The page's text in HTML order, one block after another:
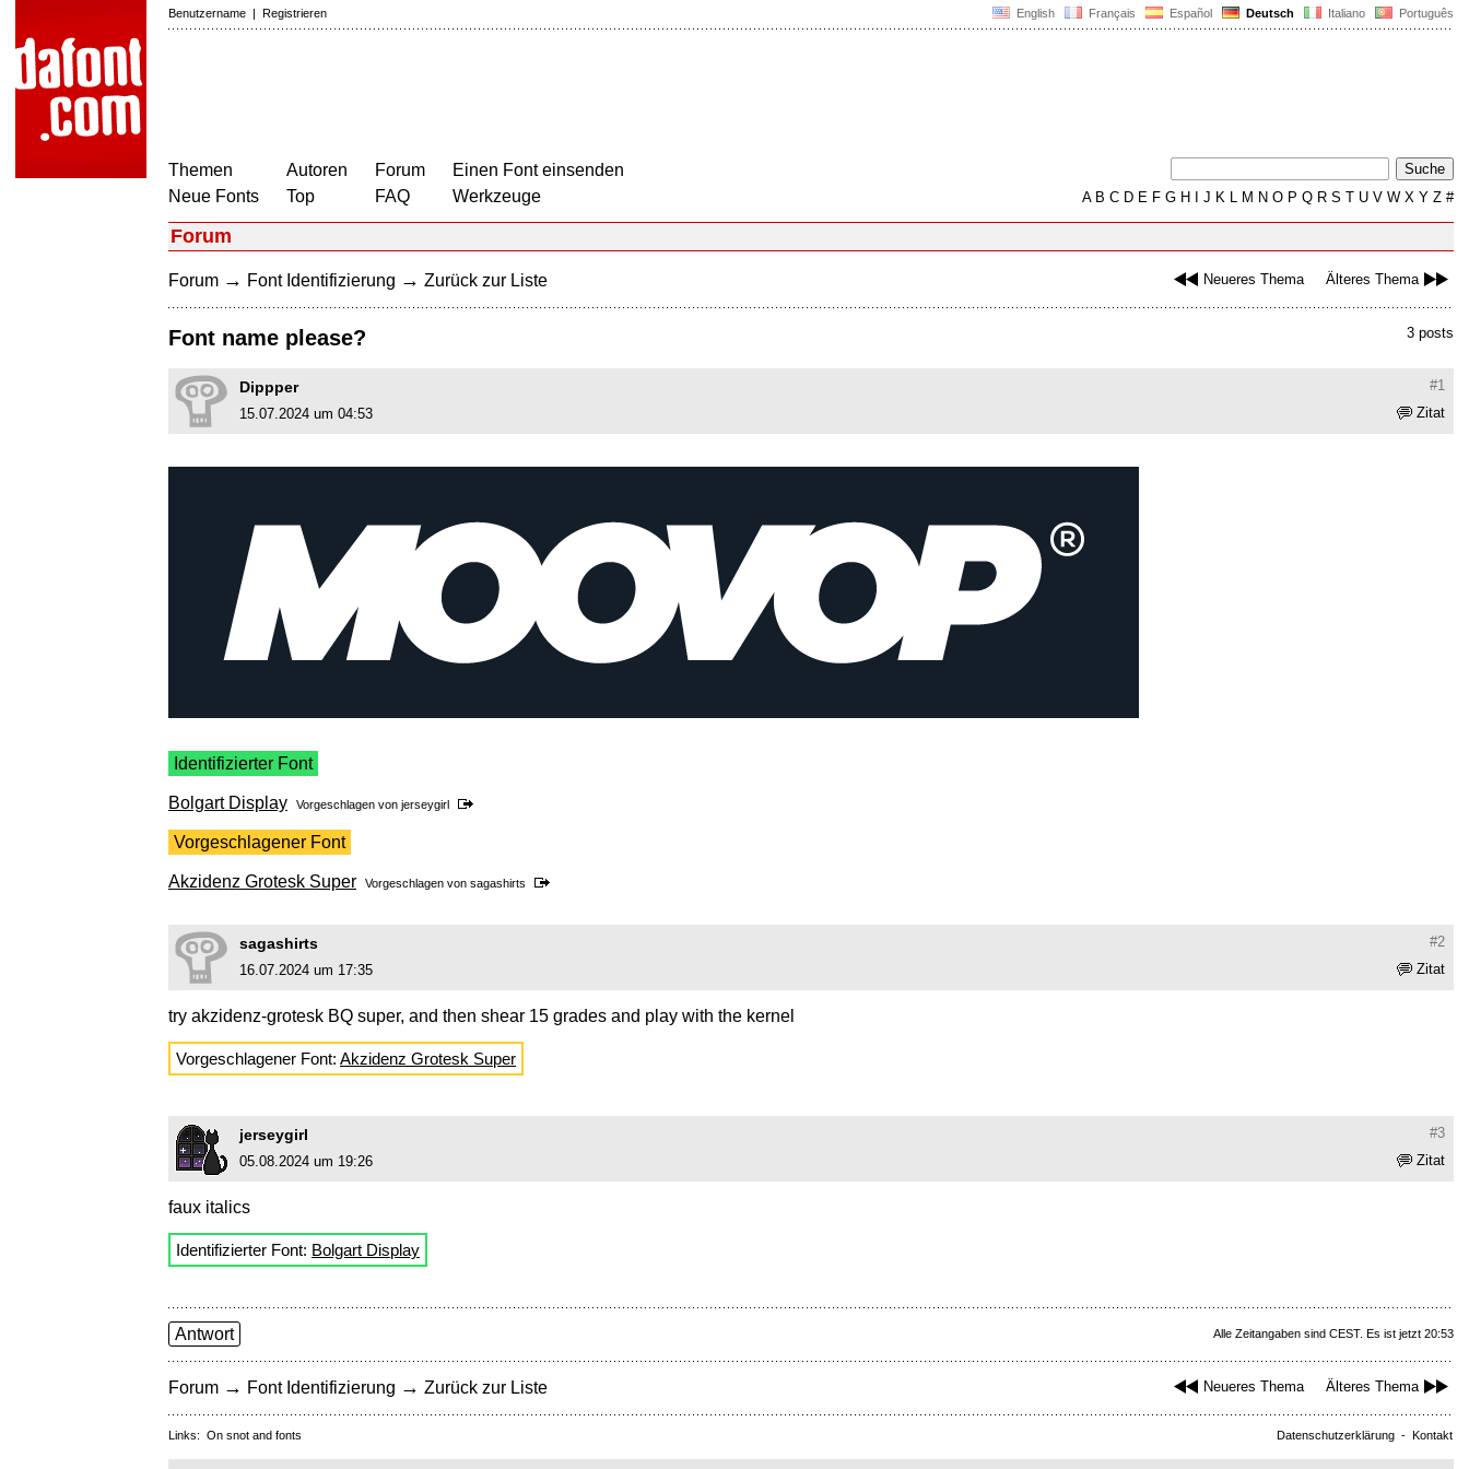
English Français Español Deutsch Italiano Português
Benutzername | Registrieren
Themen
Neue Fonts
Autoren
Top
Forum
FAQ
Einen Font einsenden
Werkzeuge
AB C D E F G H J K L M N O P Q R S T U V W X Y Z #
Forum
Neueres Thema Älteres Thema
Forum → Font Identifizierung → Zurück zur Liste
3 posts
Font name please?
#1
Dippper
Zitat
15.07.2024 um 04:53
Identifizierter Font
Bolgart Display Vorgeschlagen von jerseygirl
Vorgeschlagener Font
Akzidenz Grotesk Super Vorgeschlagen von sagashirts
#2
sagashirts
Zitat
16.07.2024 um 17:35
try akzidenz-grotesk BQ super, and then shear 15 grades and play with the kernel
Vorgeschlagener Font: Akzidenz Grotesk Super
#3
jerseygirl
Zitat
05.08.2024 um 19:26
faux italics
Identifizierter Font: Bolgart Display
Alle Zeitangaben sind CEST. Es ist jetzt 20:53
Antwort
Neueres Thema Älteres Thema
Forum → Font Identifizierung → Zurück zur Liste
Datenschutzerklärung - Kontakt
Links: On snot and fonts